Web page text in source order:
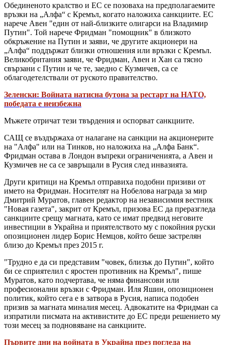
Обединеното кралство и ЕС се позоваха на предполагаемите
връзки на „Алфа“ с Кремъл, когато наложиха санкциите. ЕС
нарече Авен "един от най-близките олигарси на Владимир
Путин". Той нарече Фридман "помощник" в близкото
обкръжение на Путин и заяви, че другите акционери на
„Алфа“ поддържат близки отношения или връзки с Кремъл.
Великобритания заяви, че Фридман, Авен и Хан са тясно
свързани с Путин и че те, заедно с Кузмичев, са се
облагодетелствали от руското правителство.
Зеленски: Войната натисна бутона за рестарт на НАТО,
победата е неизбежна
Мъжете отричат тези твърдения и оспорват санкциите.
САЩ се въздържаха от налагане на санкции на акционерите
на "Алфа" или на Тинков, но наложиха на „Алфа Банк“.
Фридман остава в Лондон въпреки ограниченията, а Авен и
Кузмичев не са се завръщали в Русия след инвазията.
Други критици на Кремъл отправиха подобни призиви от
името на Фридман. Носителят на Нобелова награда за мир
Дмитрий Муратов, главен редактор на независимия вестник
"Новая газета", закрит от Кремъл, призова ЕС да преразгледа
санкциите срещу магната, като се имат предвид неговите
инвестиции в Украйна и приятелството му с покойния руски
опозиционен лидер Борис Немцов, който беше застрелян
близо до Кремъл през 2015 г.
"Трудно е да си представим "човек, близък до Путин", който
би се сприятелил с яростен противник на Кремъл", пише
Муратов, като подчертава, че няма финансови или
професионални връзки с Фридман. Иля Яшин, опозиционен
политик, който сега е в затвора в Русия, написа подобен
призив за магната миналия месец. Адвокатите на Фридман са
изпратили писмата на активистите до ЕС преди решението му
този месец за подновяване на санкциите.
Първите дни на войната в Украйна през погледа на